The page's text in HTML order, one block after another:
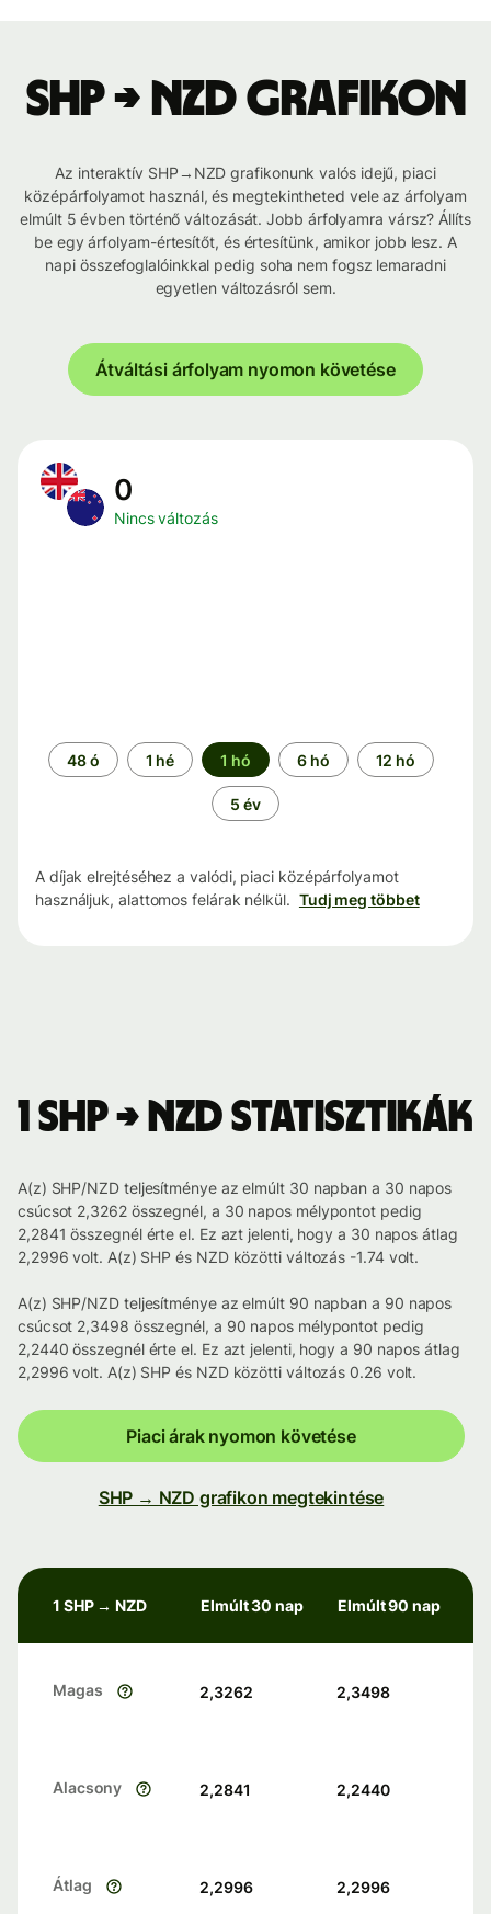
SHP → NZD grafikon
Az interaktív SHP→NZD grafikonunk valós idejű, piaci
középárfolyamot használ, és megtekintheted vele az árfolyam
elmúlt 5 évben történő változását. Jobb árfolyamra vársz? Állíts
be egy árfolyam-értesítőt, és értesítünk, amikor jobb lesz. A
napi összefoglalóinkkal pedig soha nem fogsz lemaradni
egyetlen változásról sem.
Átváltási árfolyam nyomon követése
0
Nincs változás
Időszak
48 ó 1 hé 1 hó 6 hó 12 hó
5 év
A díjak elrejtéséhez a valódi, piaci középárfolyamot
használjuk, alattomos felárak nélkül. Tudj meg többet
1 SHP → NZD statisztikák
A(z) SHP/NZD teljesítménye az elmúlt 30 napban a 30 napos
csúcsot 2,3262 összegnél, a 30 napos mélypontot pedig
2,2841 összegnél érte el. Ez azt jelenti, hogy a 30 napos átlag
2,2996 volt. A(z) SHP és NZD közötti változás -1.74 volt.
A(z) SHP/NZD teljesítménye az elmúlt 90 napban a 90 napos
csúcsot 2,3498 összegnél, a 90 napos mélypontot pedig
2,2440 összegnél érte el. Ez azt jelenti, hogy a 90 napos átlag
2,2996 volt. A(z) SHP és NZD közötti változás 0.26 volt.
Piaci árak nyomon követése
SHP → NZD grafikon megtekintése
1 SHP → NZD Elmúlt 30 nap Elmúlt 90 nap
Magas 2,3262 2,3498
Alacsony 2,2841 2,2440
Átlag 2,2996 2,2996